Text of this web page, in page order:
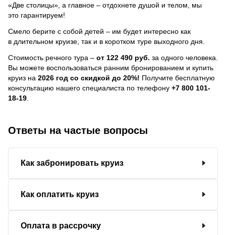
«Две столицы», а главное – отдохнете душой и телом, мы
это гарантируем!
Смело берите с собой детей – им будет интересно как
в длительном круизе, так и в коротком туре выходного дня.
Стоимость речного тура – от 122 490 руб. за одного человека.
Вы можете воспользоваться ранним бронированием и купить
круиз на 2026 год со скидкой до 20%! Получите бесплатную
консультацию нашего специалиста по телефону +7 800 101-
18-19
Ответы на частые вопросы
Как забронировать круиз
Как оплатить круиз
Оплата в рассрочку